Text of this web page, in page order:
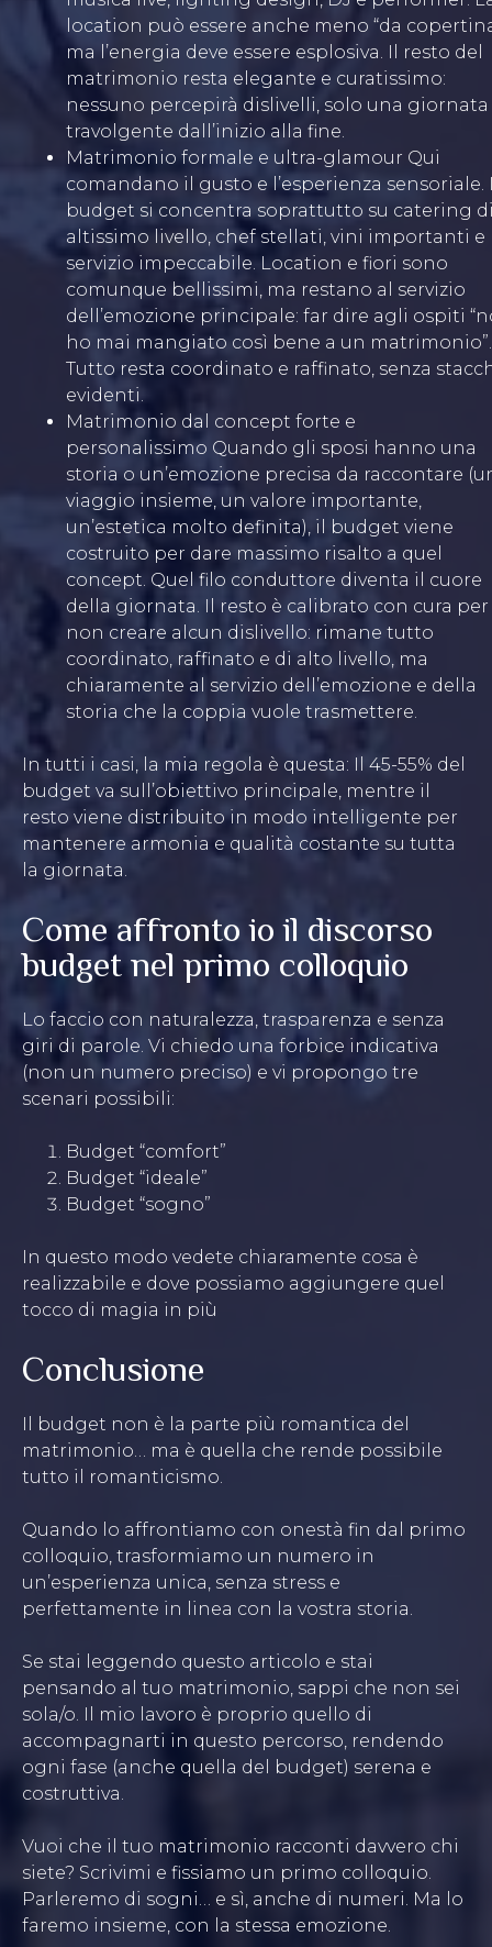
location può essere anche meno “da
ma l’energia deve essere esplosiva. Il resto del
matrimonio resta elegante e curatissimo:
nessuno percepirà dislivelli, solo una giornata
travolgente dall’inizio alla fine.
Matrimonio formale e ultra-glamour Qui
comandano il gusto e l’esperienza sensoriale.
budget si concentra soprattutto su catering
altissimo livello, chef stellati, vini importanti e
servizio impeccabile. Location e fiori sono
comunque bellissimi, ma restano al servizio
dell’emozione principale: far dire agli ospiti
ho mai mangiato così bene a un matrimonio”.
Tutto resta coordinato e raffinato, senza
evidenti.
Matrimonio dal concept forte e
personalissimo Quando gli sposi hanno una
storia o un’emozione precisa da raccontare
viaggio insieme, un valore importante,
un’estetica molto definita), il budget viene
costruito per dare massimo risalto a quel
concept. Quel filo conduttore diventa il cuore
della giornata. Il resto è calibrato con cura per
non creare alcun dislivello: rimane tutto
coordinato, raffinato e di alto livello, ma
chiaramente al servizio dell’emozione e della
storia che la coppia vuole trasmettere.
In tutti i casi, la mia regola è questa: Il 45-55% del
budget va sull’obiettivo principale, mentre il
resto viene distribuito in modo intelligente per
mantenere armonia e qualità costante su tutta
la giornata.
Come affronto io il discorso
budget nel primo colloquio
Lo faccio con naturalezza, trasparenza e senza
giri di parole. Vi chiedo una forbice indicativa
(non un numero preciso) e vi propongo tre
scenari possibili:
Budget “comfort”
Budget “ideale”
Budget “sogno”
In questo modo vedete chiaramente cosa è
realizzabile e dove possiamo aggiungere quel
tocco di magia in più
Conclusione
Il budget non è la parte più romantica del
matrimonio… ma è quella che rende possibile
tutto il romanticismo.
Quando lo affrontiamo con onestà fin dal primo
colloquio, trasformiamo un numero in
un’esperienza unica, senza stress e
perfettamente in linea con la vostra storia.
Se stai leggendo questo articolo e stai
pensando al tuo matrimonio, sappi che non sei
sola/o. Il mio lavoro è proprio quello di
accompagnarti in questo percorso, rendendo
ogni fase (anche quella del budget) serena e
costruttiva.
Vuoi che il tuo matrimonio racconti davvero chi
siete? Scrivimi e fissiamo un primo colloquio.
Parleremo di sogni… e sì, anche di numeri. Ma lo
faremo insieme, con la stessa emozione.